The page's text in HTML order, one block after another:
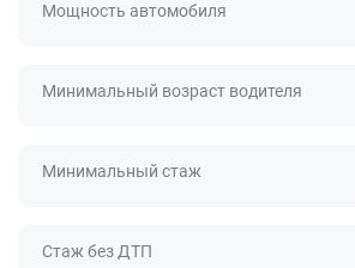
Мощность автомобиля
Минимальный возраст водителя
Минимальный стаж
Стаж без ДТП